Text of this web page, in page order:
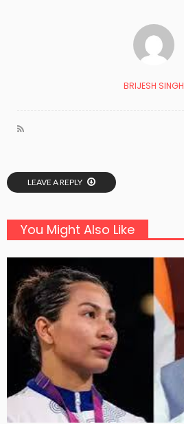
BRIJESH SINGH
LEAVE A REPLY
You Might Also Like